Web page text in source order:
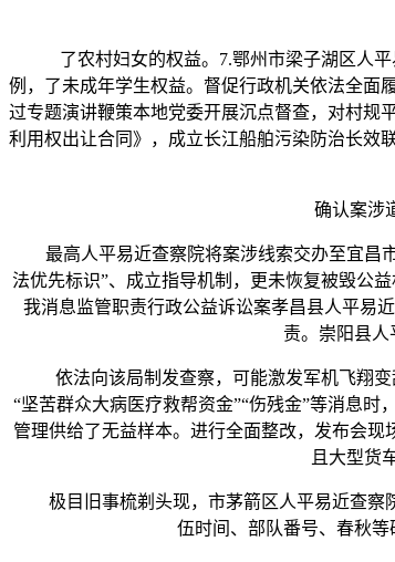
了农村妇女的权益。7.鄂州市梁子湖区人平
例，了未成年学生权益。督促行政机关依法全面
过专题演讲鞭策本地党委开展沉点督查，对村规
利用权出让合同》，成立长江船舶污染防治长效
确认案涉道
最高人平易近查察院将案涉线索交办至宜昌市
法优先标识”、成立指导机制，更未恢复被毁公
我消息监管职责行政公益诉讼案孝昌县人平易
责。崇阳县人
依法向该局制发查察，可能激发军机飞翔变
“坚苦群众大病医疗救帮资金”“伤残金”等消息
管理供给了无益样本。进行全面整改，发布会
且大型货
极目旧事梳剃头现，市茅箭区人平易近查察院
伍时间、部队番号、春秋等